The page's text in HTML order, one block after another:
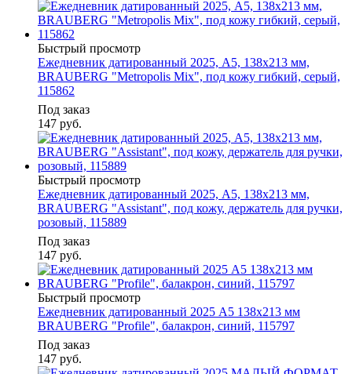
Быстрый просмотр
Ежедневник датированный 2025, А5, 138x213 мм,
BRAUBERG "Metropolis Mix", под кожу гибкий, серый,
115862
Под заказ
147 руб.
Быстрый просмотр
Ежедневник датированный 2025, А5, 138x213 мм,
BRAUBERG "Assistant", под кожу, держатель для ручки,
розовый, 115889
Под заказ
147 руб.
Быстрый просмотр
Ежедневник датированный 2025 А5 138x213 мм
BRAUBERG "Profile", балакрон, синий, 115797
Под заказ
147 руб.